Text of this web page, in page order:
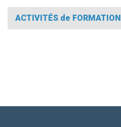
ACTIVITÉS de FORMATION